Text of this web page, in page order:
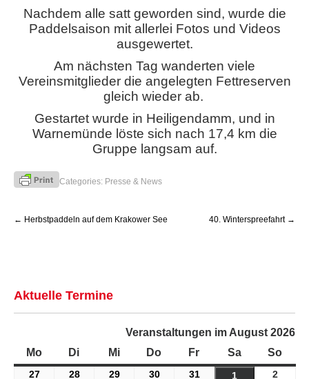
Nachdem alle satt geworden sind, wurde die
Paddelsaison mit allerlei Fotos und Videos
ausgewertet.
Am nächsten Tag wanderten viele
Vereinsmitglieder die angelegten Fettreserven
gleich wieder ab.
Gestartet wurde in Heiligendamm, und in
Warnemünde löste sich nach 17,4 km die
Gruppe langsam auf.
Categories: Presse & News
navigation
Herbstpaddeln auf dem Krakower See 40. Winterspreefahrt
Aktuelle Termine
Veranstaltungen im August 2026
Mo
Montag
Di Dienstag
MiMittwoch
Do Donnerstag
Fr Freitag
Sa Samstag
So
2727.
2828.
2929.
3030.
3131.
11.
22.